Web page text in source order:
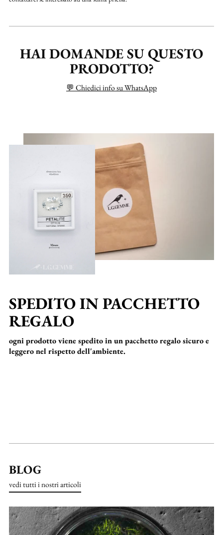
HAI DOMANDE SU QUESTO
PRODOTTO?
💬 Chiedici info su WhatsApp
SPEDITO IN PACCHETTO
REGALO
ogni prodotto viene spedito in un pacchetto regalo sicuro e
leggero nel rispetto dell'ambiente.
BLOG
vedi tutti i nostri articoli